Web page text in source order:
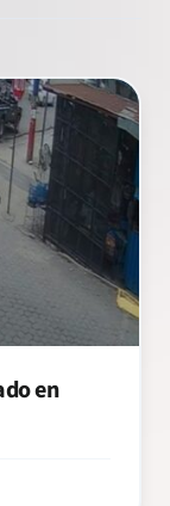
en